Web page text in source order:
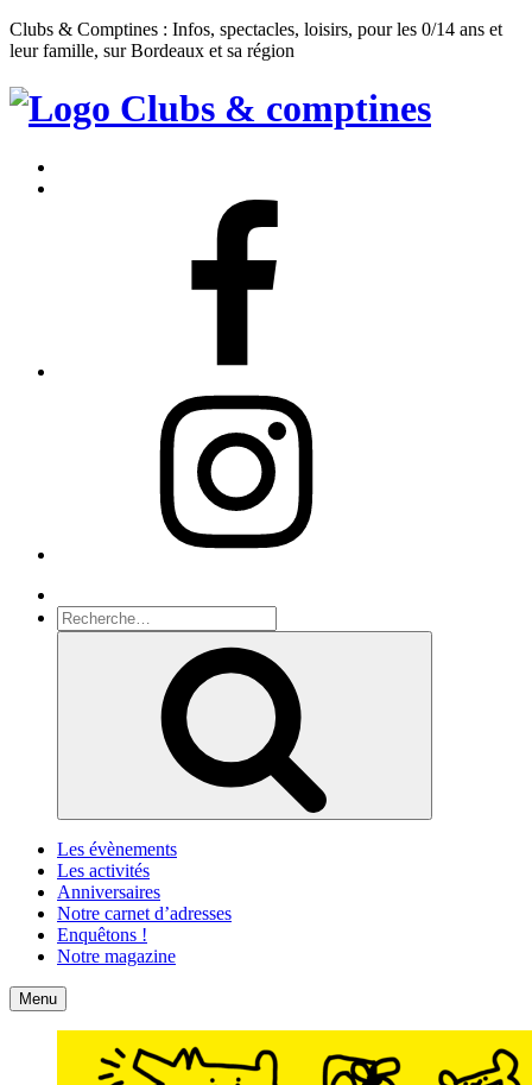
Clubs & Comptines : Infos, spectacles, loisirs, pour les 0/14 ans et
leur famille, sur Bordeaux et sa région
Clubs
Comptines
Recherche
pour
Les évènements
Les activités
Anniversaires
Notre carnet d’adresses
Enquêtons !
Notre magazine
Accueil
Menu Contact